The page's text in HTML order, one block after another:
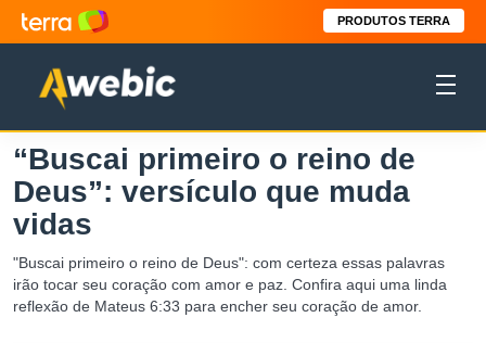
PRODUTOS TERRA
“Buscai primeiro o reino de
Deus”: versículo que muda
vidas
"Buscai primeiro o reino de Deus": com certeza essas palavras
irão tocar seu coração com amor e paz. Confira aqui uma linda
reflexão de Mateus 6:33 para encher seu coração de amor.